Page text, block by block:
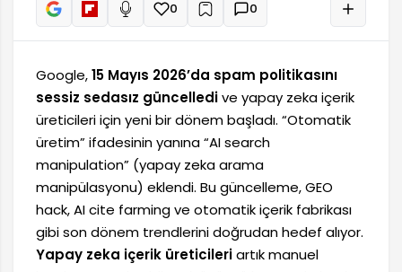
Sesli oku0 + 0
Google,15 Mayıs 2026’da spam politikasını
sessiz sedasız güncelledive yapay zeka içerik
üreticileri için yeni bir dönem başladı. “Otomatik
üretim” ifadesinin yanına “AI search
manipulation” (yapay zeka arama
manipülasyonu) eklendi. Bu güncelleme, GEO
hack, AI cite farming ve otomatik içerik fabrikası
gibi son dönem trendlerini doğrudan hedef alıyor.
Yapay zeka içerik üreticileriartık manuel